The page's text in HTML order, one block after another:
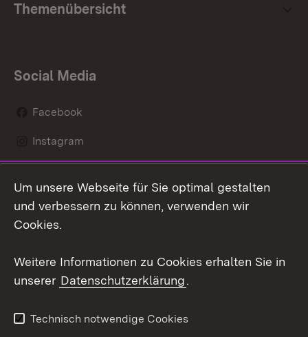
Themenübersicht
Social Media
Facebook
Instagram
Mastodon
Youtube
Kontakt
Datenschutz
Barrierefreiheit
Um unsere Webseite für Sie optimal gestalten
und verbessern zu können, verwenden wir
Cookies.
Weitere Informationen zu Cookies erhalten Sie in
unserer Datenschutzerklärung.
Technisch notwendige Cookies